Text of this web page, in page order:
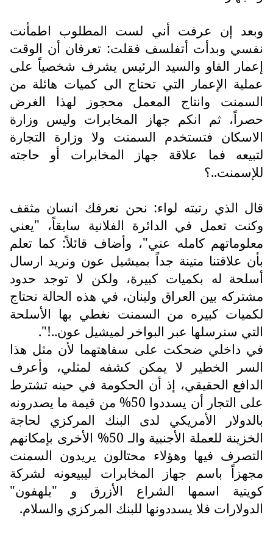
وبعد إن عرفت أني لست المطلوب اطمأنت
نفسي وبدأت أتفلسف فقلت: تعرفان أن الوقت
إعمار الفاو والسيد الرئيس يشرف شخصياً على
عملية الإعمار التي تحتاج الى كميات هائلة من
السمنت وانتاج المعمل محجوز لهذا الغرض
حصراً، ثم انكم جهاز المخابرات وليس وزارة
الاسكان فتستخدم السمنت ولا وزارة التجارة
لتبيعه فما علاقة جهاز المخابرات أو حاجته
للإسمنت..؟
قال الذي رتبته لواء: نحن نعرفك انسان مثقف
وكنت تعمل في الدائرة الفلانية سابقاً، "يعني
معلوماتهم كامله عني"، وأضاف قائلاً: كما تعلم
بأن علاقتنا متينة جداً بميشيل عون ونريد ارسال
أسلحة له بكميات كبيرة، ولكن لا توجد حدود
مشتركه بين العراق ولبنان، في هذه الحالة نحتاج
لكميات كبيره من السمنت نغطي بها الأسلحة
التي سنرسلها عبر البواخر لميشيل عون..!".
في داخلي ضحكت على سفاهتهما لأن مثل هذا
السر الخطير لا يمكن كشفه لمثلي، وأعرف
الدافع الحقيقي، إذ أن الحكومة في حينه تشترط
على التجار أن يسددوا 50% من قيمة ما يصدرونه
بالدولار الأمريكي لدى البنك المركزي لحاجة
الخزينة للعملة الأجنبية والـ 50% الأخرى بإمكانهم
التصرف فيها وهؤلاء محتالون يريدون السمنت
مجهزاً باسم جهاز المخابرات ليبيعونه لشركة
كويتية اسمها الشراع الأزرق و "يلهفون"
الدولارات فلا يسددونها للبنك المركزي والسلام.